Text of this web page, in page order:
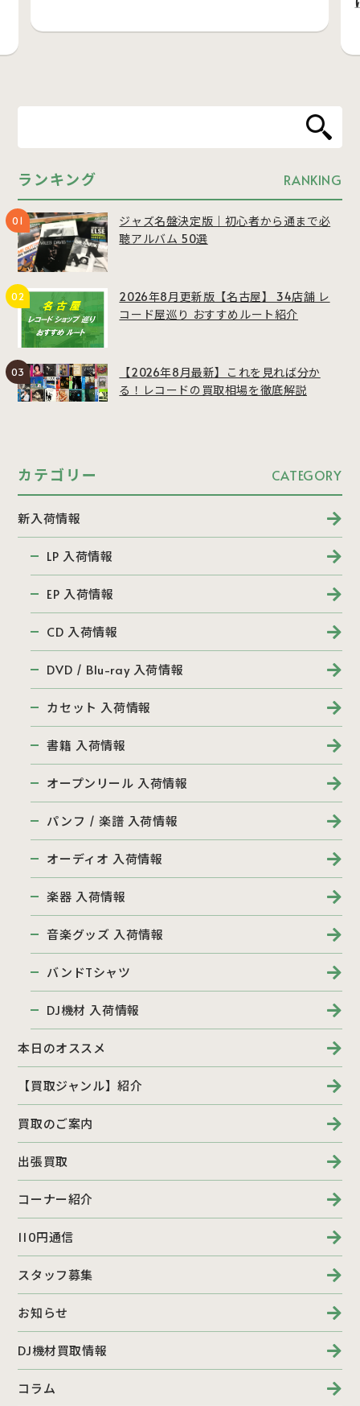
ランキング RANKING
ジャズ名盤決定版｜初心者から通まで必
聴アルバム 50選
2026年8月更新版【名古屋】 34店舗 レ
コード屋巡り おすすめルート紹介
【2026年8月最新】これを見れば分か
る！レコードの買取相場を徹底解説
カテゴリー CATEGORY
新入荷情報
LP 入荷情報
EP 入荷情報
CD 入荷情報
DVD / Blu-ray 入荷情報
カセット 入荷情報
書籍 入荷情報
オープンリール 入荷情報
パンフ / 楽譜 入荷情報
オーディオ 入荷情報
楽器 入荷情報
音楽グッズ 入荷情報
バンドTシャツ
DJ機材 入荷情報
本日のオススメ
【買取ジャンル】紹介
買取のご案内
出張買取
コーナー紹介
110円通信
スタッフ募集
お知らせ
DJ機材買取情報
コラム